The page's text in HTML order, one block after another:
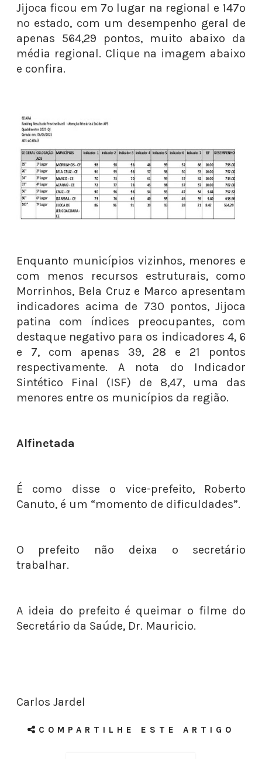
Jijoca ficou em 7º lugar na regional e 147º
no estado, com um desempenho geral de
apenas 564,29 pontos, muito abaixo da
média regional. Clique na imagem abaixo
e confira.
Enquanto municípios vizinhos, menores e
com menos recursos estruturais, como
Morrinhos, Bela Cruz e Marco apresentam
indicadores acima de 730 pontos, Jijoca
patina com índices preocupantes, com
destaque negativo para os indicadores 4, 6
e 7, com apenas 39, 28 e 21 pontos
respectivamente. A nota do Indicador
Sintético Final (ISF) de 8,47, uma das
menores entre os municípios da região.
Alfinetada
É como disse o vice-prefeito, Roberto
Canuto, é um “momento de dificuldades”.
O prefeito não deixa o secretário
trabalhar.
A ideia do prefeito é queimar o filme do
Secretário da Saúde, Dr. Mauricio.
Carlos Jardel
COMPARTILHE ESTE ARTIGO